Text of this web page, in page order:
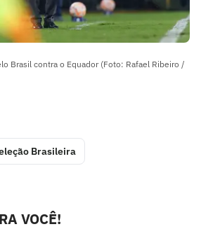
Brasil contra o Equador (Foto: Rafael Ribeiro /
Brasileira
VOCÊ!